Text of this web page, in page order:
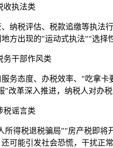
收执法类
纳税评估、税款追缴等执法
方出现的"运动式执法""选择
务干部作风类
务态度、办税效率、"吃拿
"改革深入推进，纳税人对办
税谣言类
所得税退税骗局""房产税即将
可能引发社会恐慌，干扰正常